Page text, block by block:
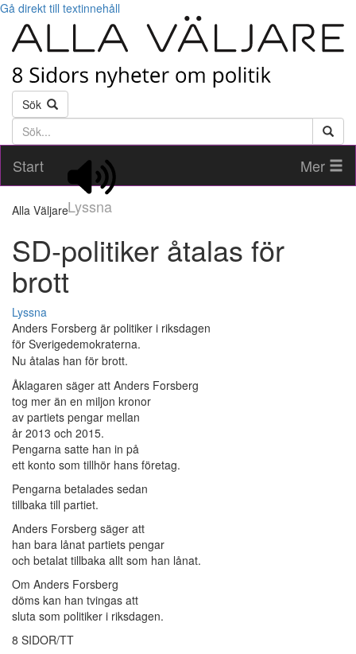
Gå direkt till textinnehåll
Sök
Söktext
Start
Lyssna
Mer
Alla Väljare
SD-politiker åtalas för
brott
Lyssna
Anders Forsberg är politiker i riksdagen
för Sverigedemokraterna.
Nu åtalas han för brott.
Åklagaren säger att Anders Forsberg
tog mer än en miljon kronor
av partiets pengar mellan
år 2013 och 2015.
Pengarna satte han in på
ett konto som tillhör hans företag.
Pengarna betalades sedan
tillbaka till partiet.
Anders Forsberg säger att
han bara lånat partiets pengar
och betalat tillbaka allt som han lånat.
Om Anders Forsberg
döms kan han tvingas att
sluta som politiker i riksdagen.
8 SIDOR/TT